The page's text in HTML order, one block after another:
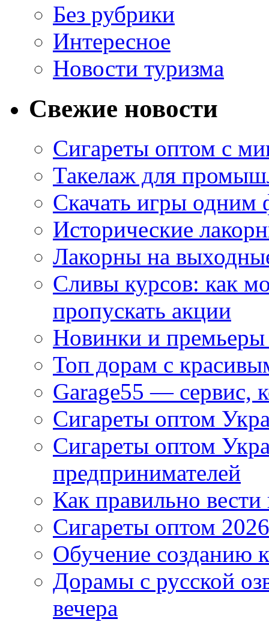
Без рубрики
Интересное
Новости туризма
Свежие новости
Сигареты оптом с
Такелаж для
Скачать игры одним
Исторические
Лакорны на
Сливы курсов: как
пропускать акции
Новинки и
Топ дорам с
Garage55 — сервис,
Сигареты оптом
Сигареты оптом
предпринимателей
Как правильно
Сигареты оптом
Обучение созданию
Дорамы с русской
вечера